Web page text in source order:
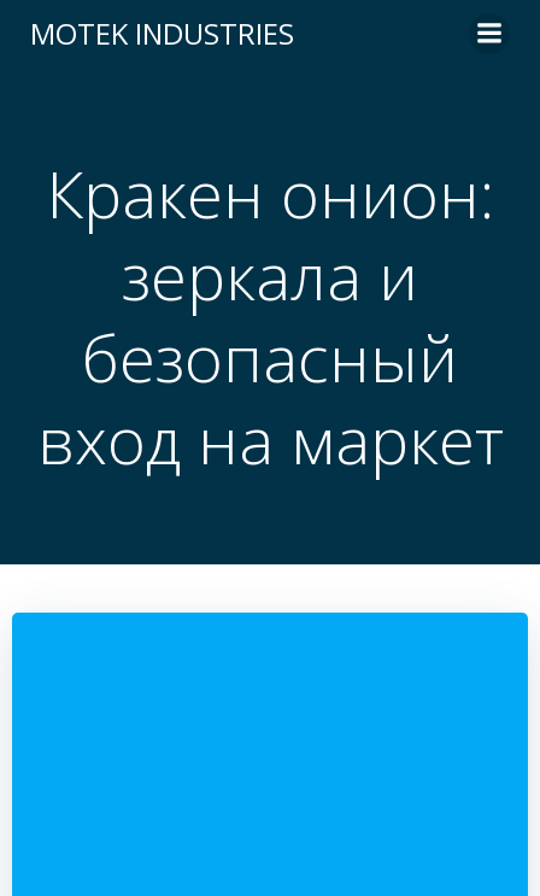
to
MOTEK INDUSTRIES
Кракен онион:
зеркала и
безопасный
вход на маркет